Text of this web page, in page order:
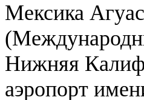
Мексика
Нижняя
аэропорт